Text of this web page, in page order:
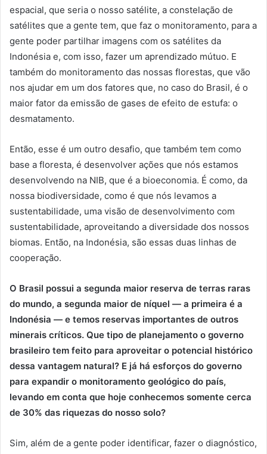
espacial, que seria o nosso satélite, a constelação de
satélites que a gente tem, que faz o monitoramento, para a
gente poder partilhar imagens com os satélites da
Indonésia e, com isso, fazer um aprendizado mútuo. E
também do monitoramento das nossas florestas, que vão
nos ajudar em um dos fatores que, no caso do Brasil, é o
maior fator da emissão de gases de efeito de estufa: o
desmatamento.
Então, esse é um outro desafio, que também tem como
base a floresta, é desenvolver ações que nós estamos
desenvolvendo na NIB, que é a bioeconomia. É como, da
nossa biodiversidade, como é que nós levamos a
sustentabilidade, uma visão de desenvolvimento com
sustentabilidade, aproveitando a diversidade dos nossos
biomas. Então, na Indonésia, são essas duas linhas de
cooperação.
O Brasil possui a segunda maior reserva de terras raras
do mundo, a segunda maior de níquel — a primeira é a
Indonésia — e temos reservas importantes de outros
minerais críticos. Que tipo de planejamento o governo
brasileiro tem feito para aproveitar o potencial histórico
dessa vantagem natural? E já há esforços do governo
para expandir o monitoramento geológico do país,
levando em conta que hoje conhecemos somente cerca
de 30% das riquezas do nosso solo?
Sim, além de a gente poder identificar, fazer o diagnóstico,